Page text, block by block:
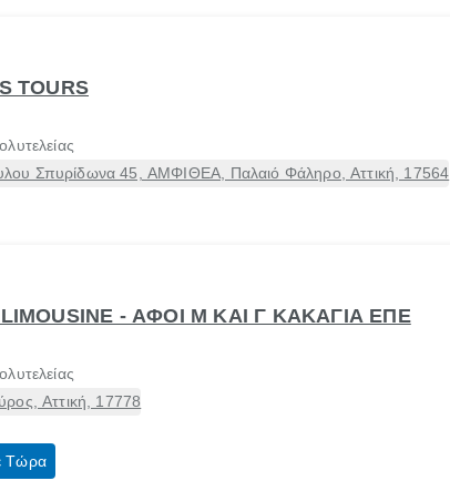
TOURS
Σπυρίδωνα 45, ΑΜΦΙΘΕΑ, Παλαιό Φάληρο, Αττική, 17564
LIMOUSINE - ΑΦΟΙ Μ ΚΑΙ Γ ΚΑΚΑΓΙΑ ΕΠΕ
Αττική, 17778
Τώρα